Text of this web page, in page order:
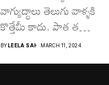
వాగ్యుద్ధాలు తెలుగు వాళ్ళకి
కొత్తేమీ కాదు. పాత తరం
నటుల నుంచి నేటి...
BYLEELA SAI MARCH 11, 2024